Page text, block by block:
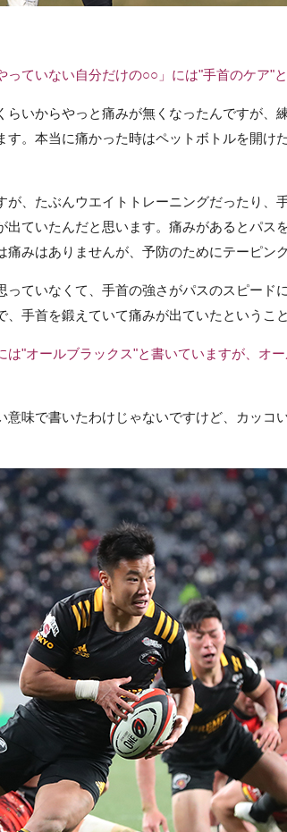
ていない自分だけの○○」には"手首のケア"
らいからやっと痛みが無くなったんですが、
。本当に痛かった時はペットボトルを開け
、たぶんウエイトトレーニングだったり、
出ていたんだと思います。痛みがあるとパス
みはありませんが、予防のためにテーピン
っていなくて、手首の強さがパスのスピード
手首を鍛えていて痛みが出ていたというこ
"オールブラックス"と書いていますが、オ
味で書いたわけじゃないですけど、カッコ